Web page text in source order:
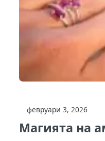
февруари 3, 2026
Магията на